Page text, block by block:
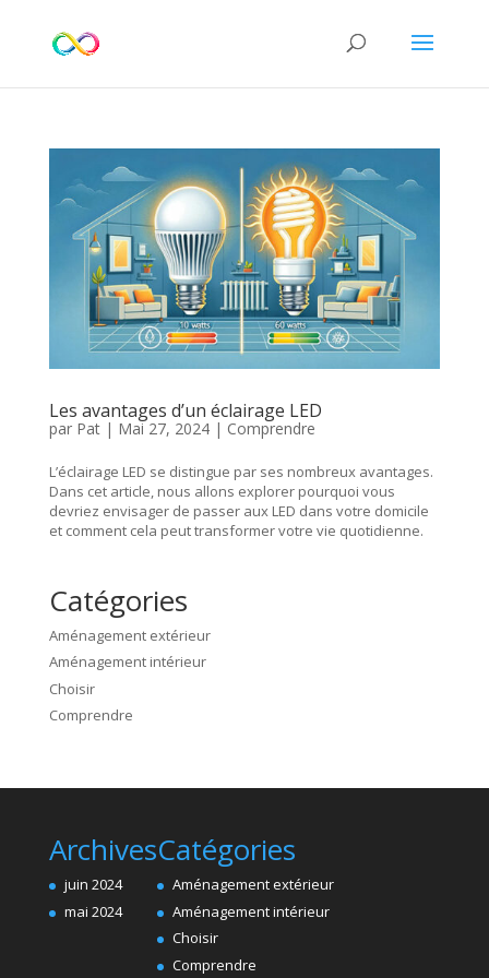
Les avantages d’un éclairage LED
par Pat| Mai 27, 2024| Comprendre
L’éclairage LED se distingue par ses nombreux avantages.
Dans cet article, nous allons explorer pourquoi vous
devriez envisager de passer aux LED dans votre domicile
et comment cela peut transformer votre vie quotidienne.
Catégories
Aménagement extérieur
Aménagement intérieur
Choisir
Comprendre
Archives
juin 2024
mai 2024
Catégories
Aménagement extérieur
Aménagement intérieur
Choisir
Comprendre